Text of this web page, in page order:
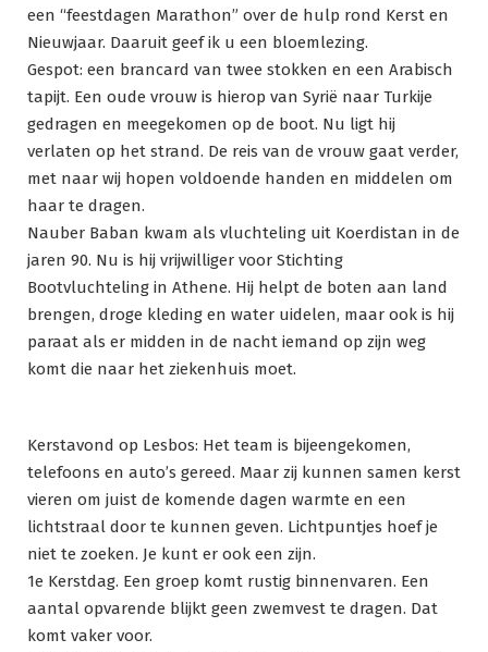
een “feestdagen Marathon” over de hulp rond Kerst en
Nieuwjaar. Daaruit geef ik u een bloemlezing.
Gespot: een brancard van twee stokken en een Arabisch
tapijt. Een oude vrouw is hierop van Syrië naar Turkije
gedragen en meegekomen op de boot. Nu ligt hij
verlaten op het strand. De reis van de vrouw gaat verder,
met naar wij hopen voldoende handen en middelen om
haar te dragen.
Nauber Baban kwam als vluchteling uit Koerdistan in de
jaren 90. Nu is hij vrijwilliger voor Stichting
Bootvluchteling in Athene. Hij helpt de boten aan land
brengen, droge kleding en water uidelen, maar ook is hij
paraat als er midden in de nacht iemand op zijn weg
komt die naar het ziekenhuis moet.
Kerstavond op Lesbos: Het team is bijeengekomen,
telefoons en auto’s gereed. Maar zij kunnen samen kerst
vieren om juist de komende dagen warmte en een
lichtstraal door te kunnen geven. Lichtpuntjes hoef je
niet te zoeken. Je kunt er ook een zijn.
1e Kerstdag. Een groep komt rustig binnenvaren. Een
aantal opvarende blijkt geen zwemvest te dragen. Dat
komt vaker voor.